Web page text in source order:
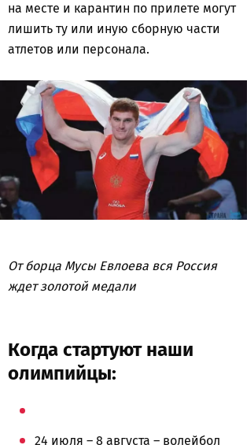
на месте и карантин по прилете могут
лишить ту или иную сборную части
атлетов или персонала.
От борца Мусы Евлоева вся Россия
ждет золотой медали
Когда стартуют наши
олимпийцы:
24 июля – 8 августа – волейбол